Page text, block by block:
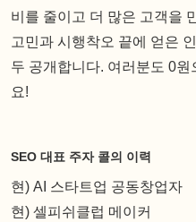
비를 줄이고 더 많은 고객을
고민과 시행착오 끝에 얻은
두 공개합니다. 여러분도 0원
요!
SEO 대표 주자 콜의 이력
현) AI 스타트업 공동창업자
현) 셀피쉬클럽 메이커